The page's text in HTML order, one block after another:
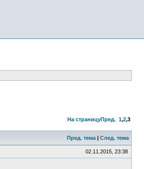
На страницуПред. 1,2,3
Пред. тема | След. тема
02.11.2015, 23:38